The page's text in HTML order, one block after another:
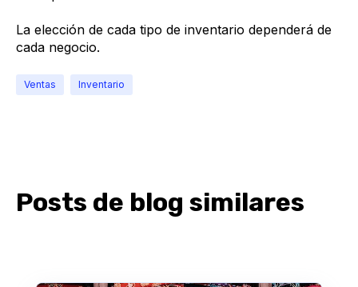
La elección de cada tipo de inventario dependerá de
cada negocio.
Ventas Inventario
Posts de blog similares